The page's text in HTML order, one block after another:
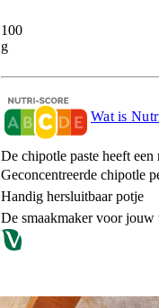
100
g
Wat is
De chipotle paste heeft
Geconcentreerde chipotle
Handig hersluitbaar potje
De smaakmaker voor jouw